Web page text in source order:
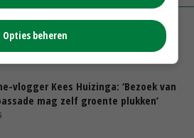
10:00
vlogger Kees Huizinga: ‘Bezoek van
mag zelf groente plukken’
Opties beheren